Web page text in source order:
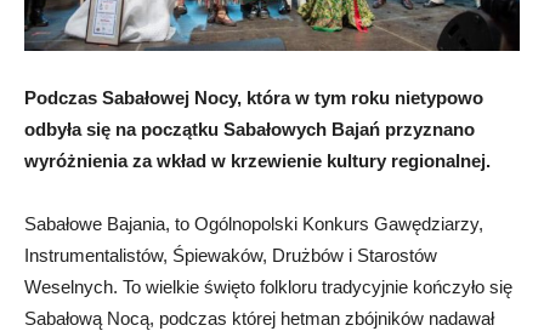
Podczas Sabałowej Nocy, która w tym roku nietypowo
odbyła się na początku Sabałowych Bajań przyznano
wyróżnienia za wkład w krzewienie kultury regionalnej.
Sabałowe Bajania, to Ogólnopolski Konkurs Gawędziarzy,
Instrumentalistów, Śpiewaków, Drużbów i Starostów
Weselnych. To wielkie święto folkloru tradycyjnie kończyło się
Sabałową Nocą, podczas której hetman zbójników nadawał